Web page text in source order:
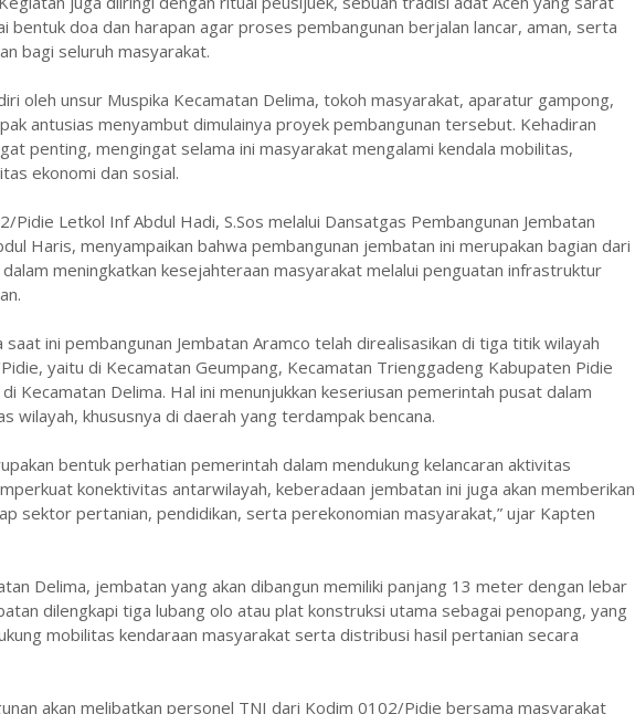
bentuk doa dan harapan agar proses pembangunan berjalan lancar, aman, serta
bagi seluruh masyarakat.
oleh unsur Muspika Kecamatan Delima, tokoh masyarakat, aparatur gampong,
antusias menyambut dimulainya proyek pembangunan tersebut. Kehadiran
penting, mengingat selama ini masyarakat mengalami kendala mobilitas,
ekonomi dan sosial.
Pidie Letkol Inf Abdul Hadi, S.Sos melalui Dansatgas Pembangunan Jembatan
Haris, menyampaikan bahwa pembangunan jembatan ini merupakan bagian dari
meningkatkan kesejahteraan masyarakat melalui penguatan infrastruktur
saat ini pembangunan Jembatan Aramco telah direalisasikan di tiga titik wilayah
yaitu di Kecamatan Geumpang, Kecamatan Trienggadeng Kabupaten Pidie
Kecamatan Delima. Hal ini menunjukkan keseriusan pemerintah pusat dalam
wilayah, khususnya di daerah yang terdampak bencana.
bentuk perhatian pemerintah dalam mendukung kelancaran aktivitas
konektivitas antarwilayah, keberadaan jembatan ini juga akan memberikan
sektor pertanian, pendidikan, serta perekonomian masyarakat,” ujar Kapten
Delima, jembatan yang akan dibangun memiliki panjang 13 meter dengan lebar
dilengkapi tiga lubang olo atau plat konstruksi utama sebagai penopang, yang
mobilitas kendaraan masyarakat serta distribusi hasil pertanian secara
akan melibatkan personel TNI dari Kodim 0102/Pidie bersama masyarakat